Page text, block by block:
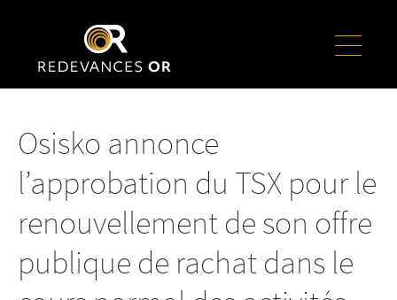
Osisko annonce
l’approbation du TSX pour le
renouvellement de son offre
publique de rachat dans le